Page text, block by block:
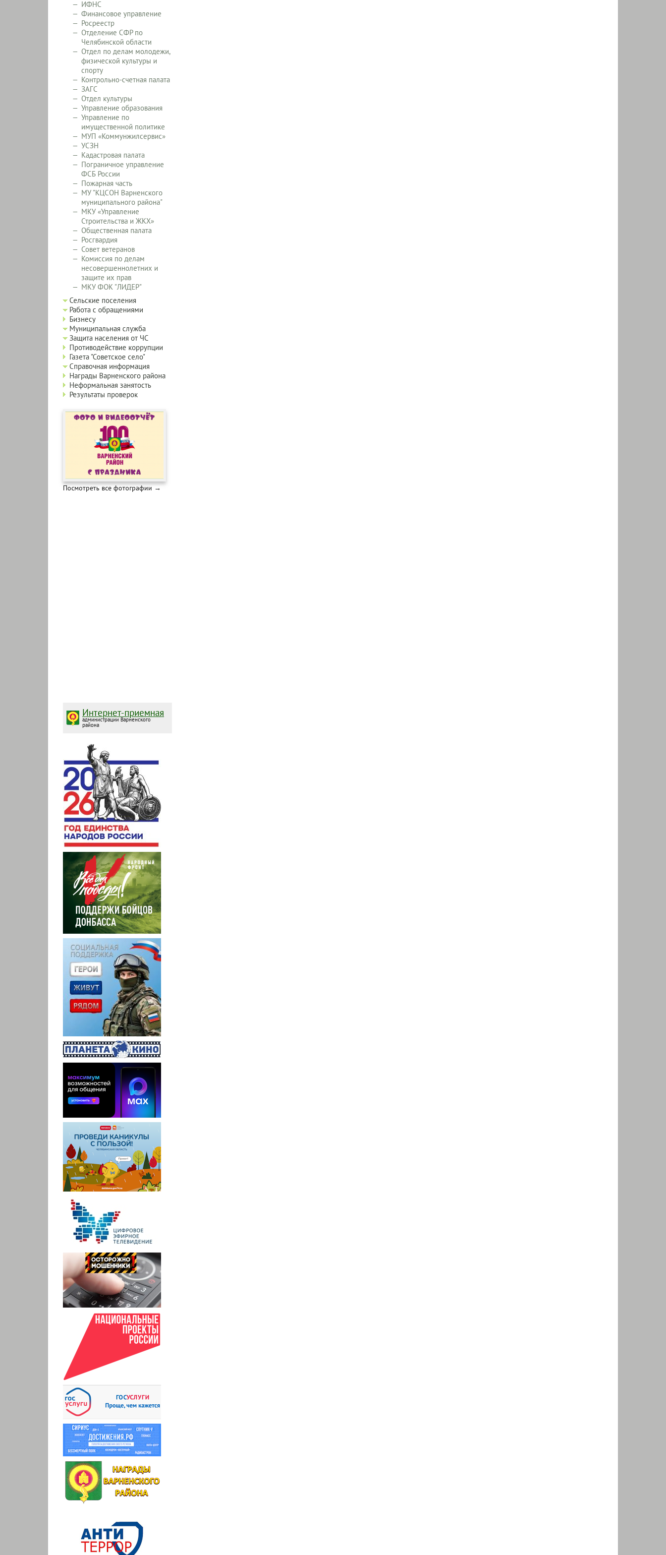
ИФНС
Финансовое управление
Росреестр
Отделение СФР по
Челябинской области
Отдел по делам молодежи,
физической культуры и
спорту
Контрольно-счетная палата
ЗАГС
Отдел культуры
Управление образования
Управление по
имущественной политике
МУП «Коммунжилсервис»
УСЗН
Кадастровая палата
Пограничное управление
ФСБ России
Пожарная часть
МУ "КЦСОН Варненского
муниципального района"
МКУ «Управление
Строительства и ЖКХ»
Общественная палата
Росгвардия
Совет ветеранов
Комиссия по делам
несовершеннолетних и
защите их прав
МКУ ФОК "ЛИДЕР"
Сельские поселения
Работа с обращениями
Бизнесу
Муниципальная служба
Защита населения от ЧС
Противодействие коррупции
Газета "Советское село"
Справочная информация
Награды Варненского района
Неформальная занятость
Результаты проверок
Посмотреть все фотографии →
Интернет-приемная
администрации Варненского
района